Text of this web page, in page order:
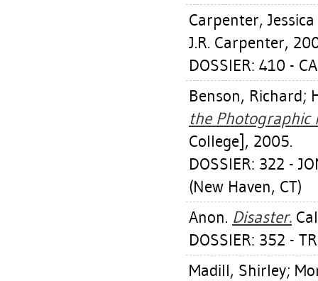
Carpenter, Jessica
J.R. Carpenter,
DOSSIER: 410 -
Benson, Richard;
the Photographic
College], 2005.
DOSSIER: 322 -
(New Haven, CT)
Anon. Disaster.
DOSSIER: 352 -
Madill, Shirley;